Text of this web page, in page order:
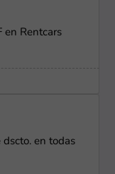
en Rentcars
en todas